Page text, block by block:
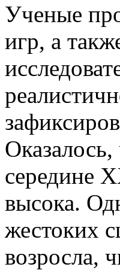
Ученые
игр, а
середине
высока.
жестоких
возросла,